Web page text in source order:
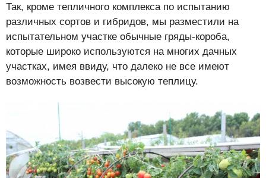
Так, кроме тепличного комплекса по испытанию
различных сортов и гибридов, мы разместили на
испытательном участке обычные гряды-короба,
которые широко используются на многих дачных
участках, имея ввиду, что далеко не все имеют
возможность возвести высокую теплицу.